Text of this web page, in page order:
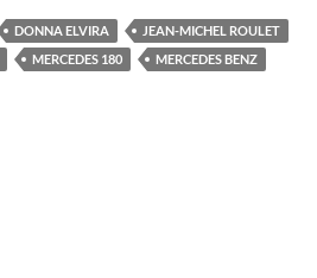
DONNA ELVIRA
JEAN-MICHEL ROULET
MERCEDES 180
MERCEDES BENZ